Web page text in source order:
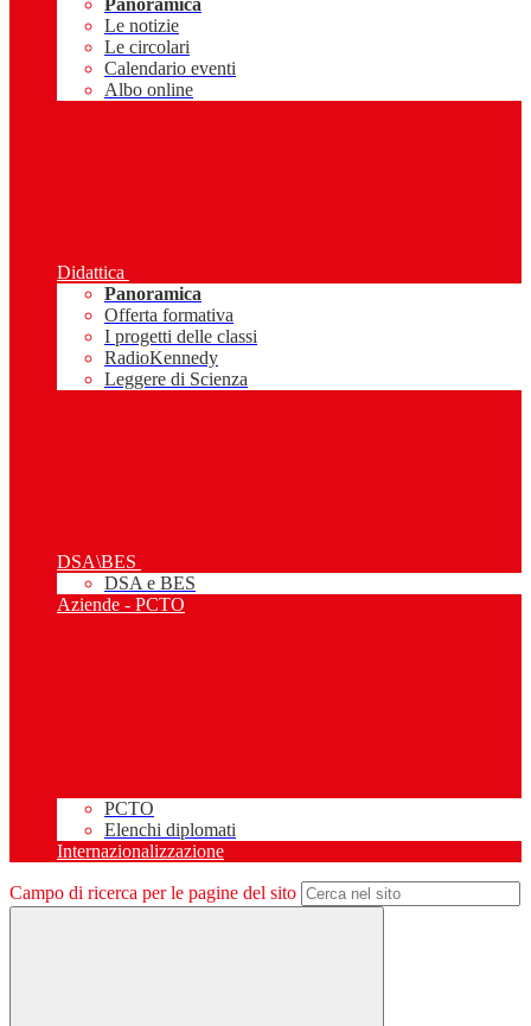
Panoramica
Le notizie
Le circolari
Calendario eventi
Albo online
Didattica
Panoramica
Offerta formativa
I progetti delle classi
RadioKennedy
Leggere di Scienza
DSA\BES
DSA e BES
Aziende - PCTO
PCTO
Elenchi diplomati
Internazionalizzazione
Campo di ricerca per le pagine del sito